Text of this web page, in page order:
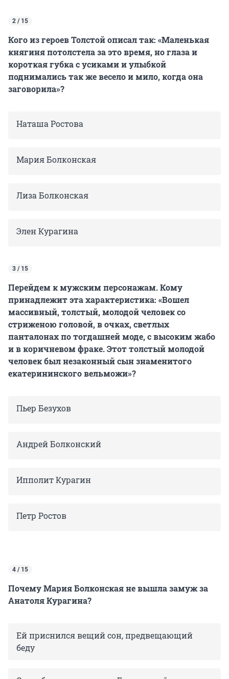
2 / 15
Кого из героев Толстой описал так: «Маленькая
княгиня потолстела за это время, но глаза и
короткая губка с усиками и улыбкой
поднимались так же весело и мило, когда она
заговорила»?
Наташа Ростова
Мария Болконская
Лиза Болконская
Элен Курагина
3 / 15
Перейдем к мужским персонажам. Кому
принадлежит эта характеристика: «Вошел
массивный, толстый, молодой человек со
стриженою головой, в очках, светлых
панталонах по тогдашней моде, с высоким жабо
и в коричневом фраке. Этот толстый молодой
человек был незаконный сын знаменитого
екатерининского вельможи»?
Пьер Безухов
Андрей Болконский
Ипполит Курагин
Петр Ростов
4 / 15
Почему Мария Болконская не вышла замуж за
Анатоля Курагина?
Ей приснился вещий сон, предвещающий
беду